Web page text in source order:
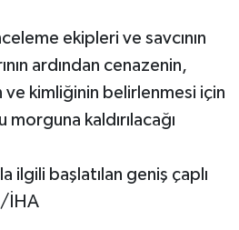
ekipleri ve savcının
ardından cenazenin,
ve kimliğinin belirlenmesi için
morguna kaldırılacağı
ilgili başlatılan geniş çaplı
İHA